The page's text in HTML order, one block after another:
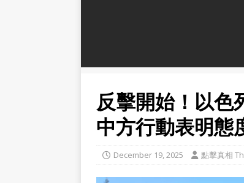
反擊開始！以色
中方行動表明態
December 19, 2025 點擊真相